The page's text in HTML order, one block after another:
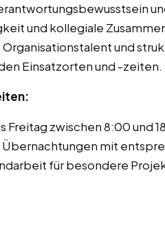
und kollegiale
und
Einsatzorten und -zeiten.
Freitag zwischen 8:00 und
mit
für besondere